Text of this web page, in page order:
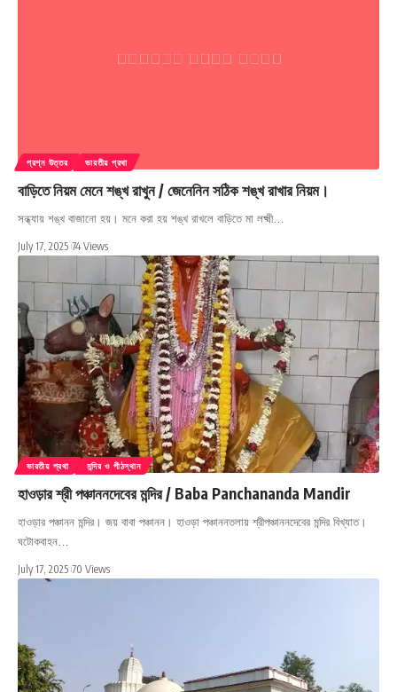
প্রশ্ন উত্তর ভারতীয় প্রথা
বাড়িতে নিয়ম মেনে শঙ্খ রাখুন / জেনেনিন সঠিক শঙ্খ রাখার নিয়ম।
সন্ধ্যায় শঙ্খ বাজানো হয়। মনে করা হয় শঙ্খ রাখলে বাড়িতে মা লক্ষ্মী…
July 17, 2025 74 Views
ভারতীয় প্রথা মন্দির ও পীঠস্থান
হাওড়ার শ্রী পঞ্চাননদেবের মন্দির / Baba Panchananda Mandir
হাওড়ার পঞ্চানন মন্দির। জয় বাবা পঞ্চানন। হাওড়া পঞ্চাননতলায় শ্রীপঞ্চাননদেবের মন্দির বিখ্যাত।
ঘটোকবাহন…
July 17, 2025 70 Views